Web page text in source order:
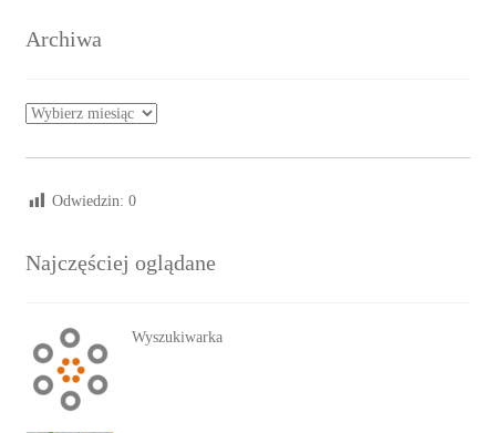
Archiwa
Archiwa
Odwiedzin: 0
Najczęściej oglądane
Wyszukiwarka